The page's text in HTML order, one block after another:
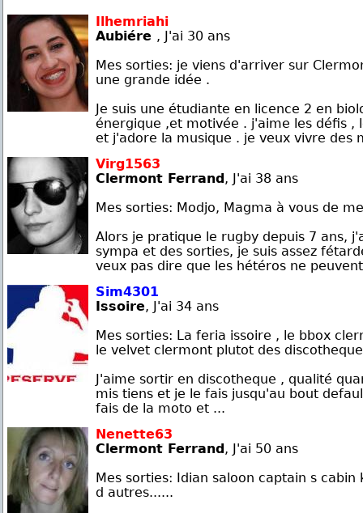
Ilhemriahi
Aubiére , J'ai 30 ans
Mes sorties: je viens d'arriver sur
une grande idée .
Je suis une étudiante en licence 2 en
énergique ,et motivée . j'aime les défis ,
et j'adore la musique . je veux vivre des
Virg1563
Clermont Ferrand, J'ai 38 ans
Mes sorties: Modjo, Magma à vous de
Alors je pratique le rugby depuis 7 ans,
sympa et des sorties, je suis assez
veux pas dire que les hétéros ne
Sim4301
Issoire, J'ai 34 ans
Mes sorties: La feria issoire , le bbox
le velvet clermont plutot des
J'aime sortir en discotheque , qualité
mis tiens et je le fais jusqu'au bout
fais de la moto et ...
Nenette63
Clermont Ferrand, J'ai 50 ans
Mes sorties: Idian saloon captain s
d autres......